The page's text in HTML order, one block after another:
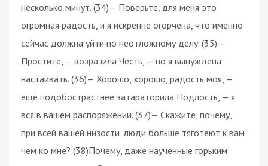
несколько минут. (34)— Поверьте, для меня это
огромная радость, и я искренне огорчена, что именно
сейчас должна уйти по неотложному делу. (35)—
Простите, — возразила Честь, — но я вынуждена
настаивать. (36)— Хорошо, хорошо, радость моя, —
ещё подобострастнее затараторила Подлость, — я
вся в вашем распоряжении. (37)— Скажите, почему,
при всей вашей низости, люди больше тяготеют к вам,
чем ко мне? (38)Почему, даже наученные горьким